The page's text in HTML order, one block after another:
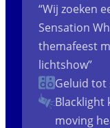
“Wij zoeken
Sensation
themafeest
lichtshow”
Geluid tot
Blacklight
moving